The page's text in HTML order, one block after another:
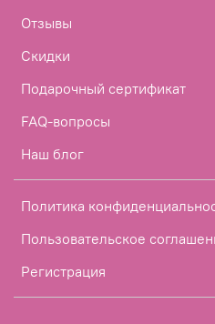
Отзывы
Скидки
Подарочный сертификат
FAQ-вопросы
Наш блог
Политика
Пользовательское
Регистрация